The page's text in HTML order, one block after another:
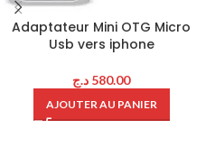
Adaptateur Mini OTG Micro
Usb vers iphone
580.00 د.ج
AJOUTER AU PANIER